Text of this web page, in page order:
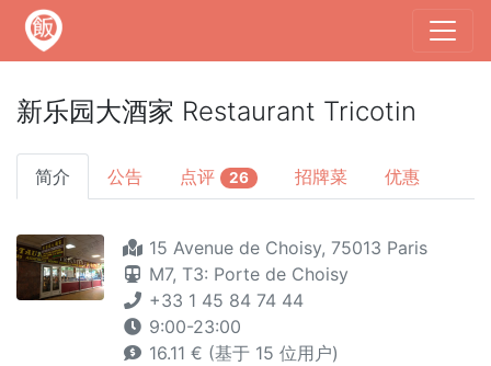
新乐园大酒家 Restaurant Tricotin
简介 公告 点评 26 招牌菜 优惠
15 Avenue de Choisy, 75013 Paris
M7, T3: Porte de Choisy
+33 1 45 84 74 44
9:00-23:00
16.11 € (基于 15 位用户)